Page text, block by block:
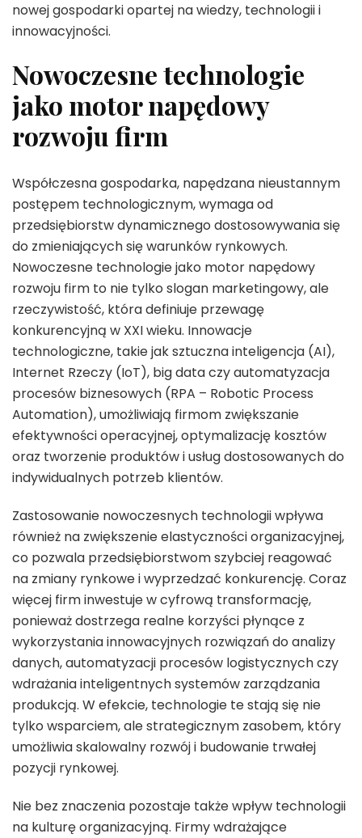
nowej gospodarki opartej na wiedzy, technologii i
innowacyjności.
Nowoczesne technologie
jako motor napędowy
rozwoju firm
Współczesna gospodarka, napędzana nieustannym
postępem technologicznym, wymaga od
przedsiębiorstw dynamicznego dostosowywania się
do zmieniających się warunków rynkowych.
Nowoczesne technologie jako motor napędowy
rozwoju firm to nie tylko slogan marketingowy, ale
rzeczywistość, która definiuje przewagę
konkurencyjną w XXI wieku. Innowacje
technologiczne, takie jak sztuczna inteligencja (AI),
Internet Rzeczy (IoT), big data czy automatyzacja
procesów biznesowych (RPA – Robotic Process
Automation), umożliwiają firmom zwiększanie
efektywności operacyjnej, optymalizację kosztów
oraz tworzenie produktów i usług dostosowanych do
indywidualnych potrzeb klientów.
Zastosowanie nowoczesnych technologii wpływa
również na zwiększenie elastyczności organizacyjnej,
co pozwala przedsiębiorstwom szybciej reagować
na zmiany rynkowe i wyprzedzać konkurencję. Coraz
więcej firm inwestuje w cyfrową transformację,
ponieważ dostrzega realne korzyści płynące z
wykorzystania innowacyjnych rozwiązań do analizy
danych, automatyzacji procesów logistycznych czy
wdrażania inteligentnych systemów zarządzania
produkcją. W efekcie, technologie te stają się nie
tylko wsparciem, ale strategicznym zasobem, który
umożliwia skalowalny rozwój i budowanie trwałej
pozycji rynkowej.
Nie bez znaczenia pozostaje także wpływ technologii
na kulturę organizacyjną. Firmy wdrażające